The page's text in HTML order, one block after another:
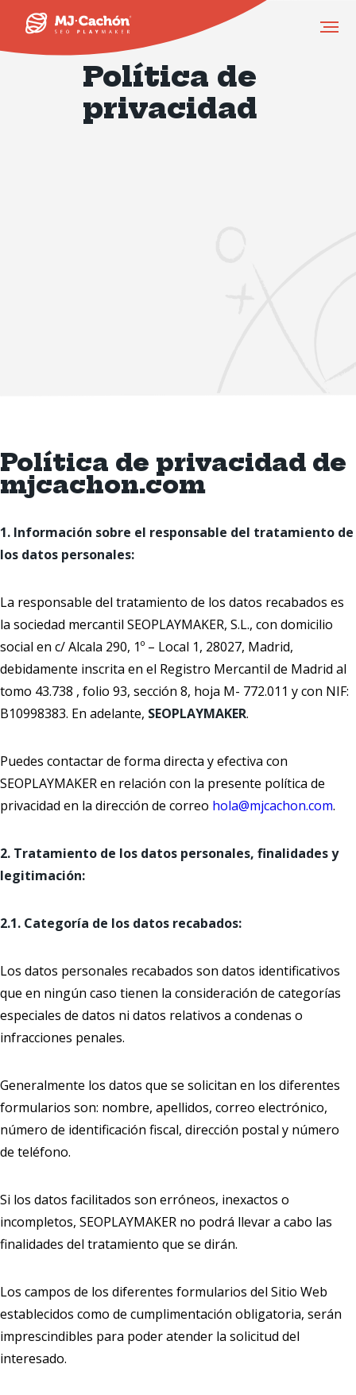
Política de
privacidad
Política de privacidad de
mjcachon.com
1. Información sobre el responsable del tratamiento de
los datos personales:
La responsable del tratamiento de los datos recabados es
la sociedad mercantil SEOPLAYMAKER, S.L., con domicilio
social en c/ Alcala 290, 1º – Local 1, 28027, Madrid,
debidamente inscrita en el Registro Mercantil de Madrid al
tomo 43.738 , folio 93, sección 8, hoja M- 772.011 y con NIF:
B10998383. En adelante, SEOPLAYMAKER.
Puedes contactar de forma directa y efectiva con
SEOPLAYMAKER en relación con la presente política de
privacidad en la dirección de correo hola@mjcachon.com.
2. Tratamiento de los datos personales, finalidades y
legitimación:
2.1. Categoría de los datos recabados:
Los datos personales recabados son datos identificativos
que en ningún caso tienen la consideración de categorías
especiales de datos ni datos relativos a condenas o
infracciones penales.
Generalmente los datos que se solicitan en los diferentes
formularios son: nombre, apellidos, correo electrónico,
número de identificación fiscal, dirección postal y número
de teléfono.
Si los datos facilitados son erróneos, inexactos o
incompletos, SEOPLAYMAKER no podrá llevar a cabo las
finalidades del tratamiento que se dirán.
Los campos de los diferentes formularios del Sitio Web
establecidos como de cumplimentación obligatoria, serán
imprescindibles para poder atender la solicitud del
interesado.